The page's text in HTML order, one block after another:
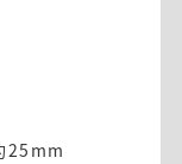
25mm